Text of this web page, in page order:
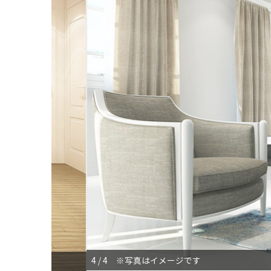
4 / 4 ※写真はイメージです